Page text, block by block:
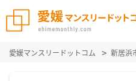
愛媛マンスリードットコム 新居浜